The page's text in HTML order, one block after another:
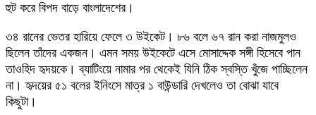
হুট করে বিপদ বাড়ে বাংলাদেশের।
৩৪ রানের ভেতর হারিয়ে ফেলে ৩ উইকেট। ৮৬ বলে ৬৭ রান করা নাজমুলও
ছিলেন তাঁদের একজন। এমন সময় উইকেটে এসে মোসাদ্দেক সঙ্গী হিসেবে পান
তাওহিদ হৃদয়কে। ব্যাটিংয়ে নামার পর থেকেই যিনি ঠিক স্বস্তি খুঁজে পাচ্ছিলেন
না। হৃদয়ের ৫১ বলের ইনিংসে মাত্র ১ বাউন্ডারি দেখলেও তা বোঝা যাবে
কিছুটা।